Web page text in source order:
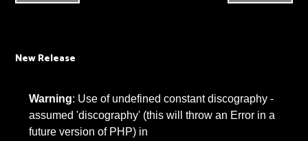
New Release
Warning: Use of undefined constant discography -
assumed 'discography' (this will throw an Error in a
future version of PHP) in